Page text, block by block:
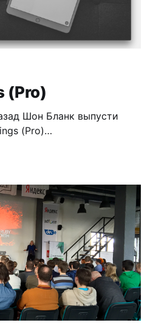
(Pro)
Шон Бланк выпусти
(Pro)
моментами которые мне
платформах * курс о
можно
весь. Я купил